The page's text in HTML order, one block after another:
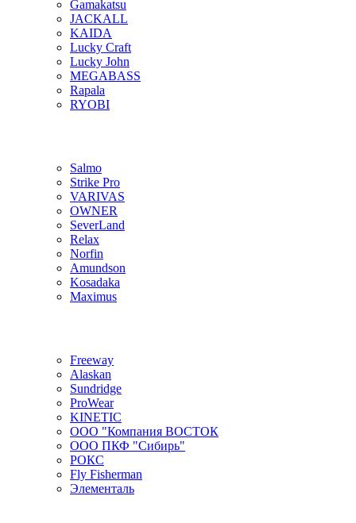
Gamakatsu
JACKALL
KAIDA
Lucky Craft
Lucky John
MEGABASS
Rapala
RYOBI
Salmo
Strike Pro
VARIVAS
OWNER
SeverLand
Relax
Norfin
Amundson
Kosadaka
Maximus
Freeway
Alaskan
Sundridge
ProWear
KINETIC
ООО "Компания ВОСТОК
ООО ПКФ "Сибирь"
РОКС
Fly Fisherman
Элементаль